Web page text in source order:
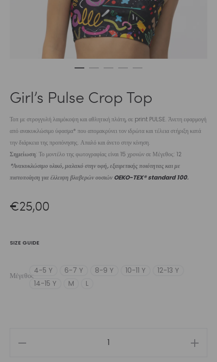
Girl’s Pulse Crop Top
Τοπ με στρογγυλή λαιμόκοψη και αθλητική πλάτη, σε print PULSE. Άνετη εφαρμογή
από ανακυκλώσιμο ύφασμα* που απομακρύνει τον ιδρώτα και τέλεια στήριξη κατά
την διάρκεια της προπόνησης. Απαλό και άνετο στην κίνηση.
Σημείωση: Το μοντέλο της φωτογραφίας είναι 15 χρονών σε Μέγεθος: 12
*Ανακυκλώσιμο υλικό, μαλακό στην υφή, εξαιρετικής ποιότητας και με
πιστοποίηση για έλλειψη βλαβερών ουσιών OEKO-TEX® standard 100.
€25,00
SIZE GUIDE
Μέγεθος
4-5 Y 6-7 Y 8-9 Y 10-11 Y
12-13 Y
14-15 Y
M L